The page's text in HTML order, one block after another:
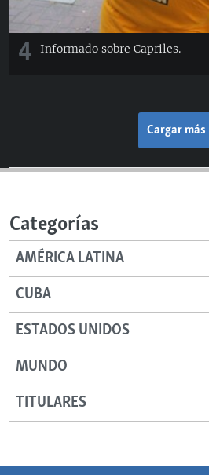
4 Informado sobre Capriles.
Cargar más
Categorías
AMÉRICA LATINA
CUBA
ESTADOS UNIDOS
MUNDO
TITULARES